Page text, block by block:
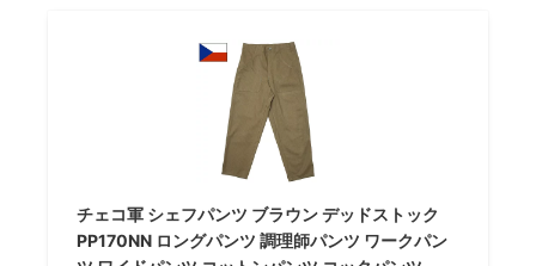
チェコ軍 シェフパンツ ブラウン デッドストック
PP170NN ロングパンツ 調理師パンツ ワークパン